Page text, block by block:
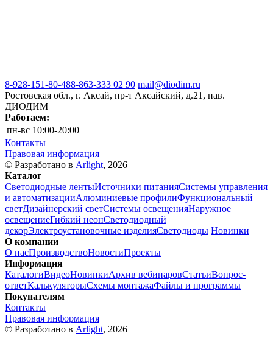
8-928-151-80-488-863-333 02 90 mail@diodim.ru
Ростовская обл., г. Аксай, пр-т Аксайский, д.21, пав.
ДИОДИМ
Работаем:
пн-вс 10:00-20:00
Контакты
Правовая информация
© Разработано в Arlight, 2026
Каталог
Светодиодные лентыИсточники питанияСистемы управления
и автоматизацииАлюминиевые профилиФункциональный
светДизайнерский светСистемы освещенияНаружное
освещениеГибкий неонСветодиодный
декорЭлектроустановочные изделияСветодиоды Новинки
О компании
О насПроизводствоНовостиПроекты
Информация
КаталогиВидеоНовинкиАрхив вебинаровСтатьиВопрос-
ответКалькуляторыСхемы монтажаФайлы и программы
Покупателям
Контакты
Правовая информация
© Разработано в Arlight, 2026